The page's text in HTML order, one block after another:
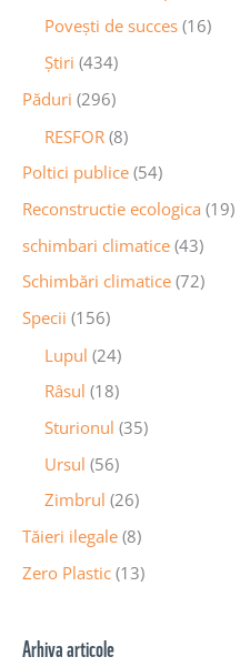
Povești de succes (16)
Știri (434)
Păduri (296)
RESFOR (8)
Poltici publice (54)
Reconstructie ecologica (19)
schimbari climatice (43)
Schimbări climatice (72)
Specii (156)
Lupul (24)
Râsul (18)
Sturionul (35)
Ursul (56)
Zimbrul (26)
Tăieri ilegale (8)
Zero Plastic (13)
Arhiva articole